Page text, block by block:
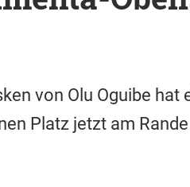
von Olu Oguibe hat
Platz jetzt am